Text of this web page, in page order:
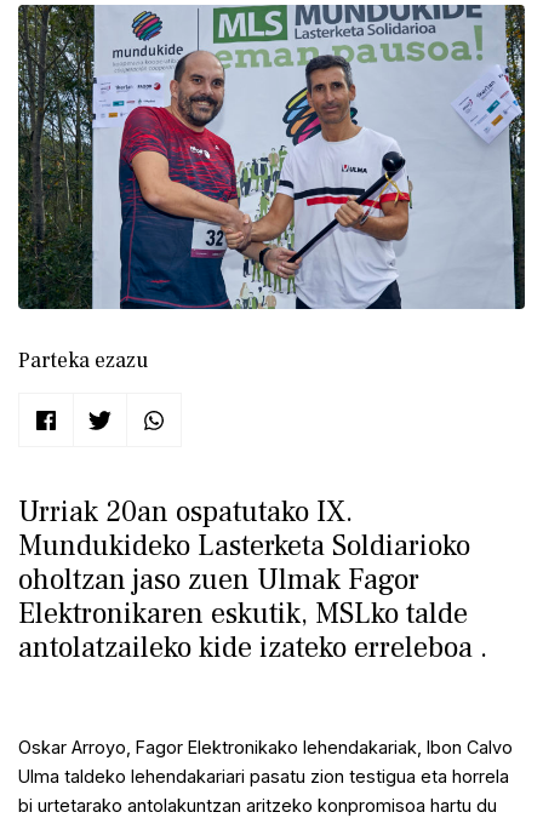
Urriak 20an ospatutako IX.
Mundukideko Lasterketa Soldiarioko
oholtzan jaso zuen Ulmak Fagor
Elektronikaren eskutik, MSLko talde
antolatzaileko kide izateko erreleboa .
Oskar Arroyo, Fagor Elektronikako lehendakariak, Ibon Calvo
Ulma taldeko lehendakariari pasatu zion testigua eta horrela
bi urtetarako antolakuntzan aritzeko konpromisoa hartu du
Parteka ezazu